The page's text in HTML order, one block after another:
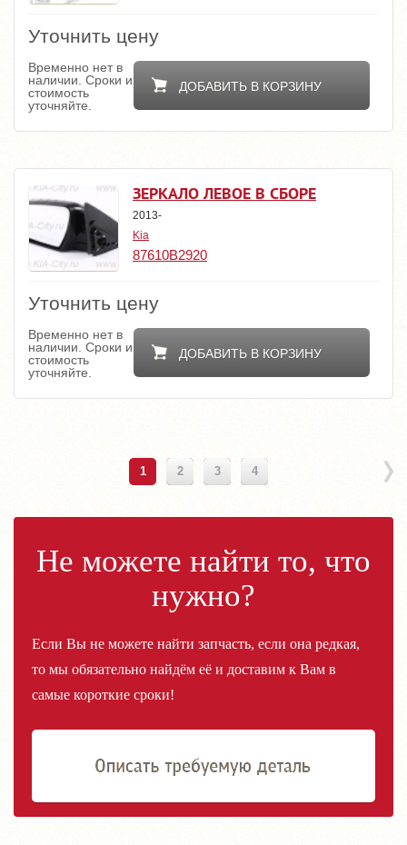
Уточнить цену
ДОБАВИТЬ В КОРЗИНУ
Временно нет в
наличии. Сроки и
стоимость
уточняйте.
ЗЕРКАЛО ЛЕВОЕ В СБОРЕ
2013-
Kia
87610B2920
Уточнить цену
ДОБАВИТЬ В КОРЗИНУ
Временно нет в
наличии. Сроки и
стоимость
уточняйте.
1 2 3 4
Не можете найти то, что
нужно?
Если Вы не можете найти запчасть, если она редкая,
то мы обязательно найдём её и доставим к Вам в
самые короткие сроки!